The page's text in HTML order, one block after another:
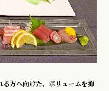
方へ向けた、ボリュームを抑